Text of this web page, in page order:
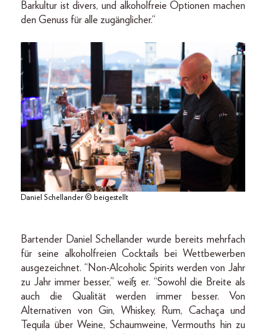
Barkultur ist divers, und alkoholfreie Optionen machen
den Genuss für alle zugänglicher.“
Daniel Schellander © beigestellt
Bartender Daniel Schellander wurde bereits mehrfach
für seine alkoholfreien Cocktails bei Wettbewerben
ausgezeichnet. “Non-Alcoholic Spirits werden von Jahr
zu Jahr immer besser,” weiß er. “Sowohl die Breite als
auch die Qualität werden immer besser. Von
Alternativen von Gin, Whiskey, Rum, Cachaça und
Tequila über Weine, Schaumweine, Vermouths hin zu